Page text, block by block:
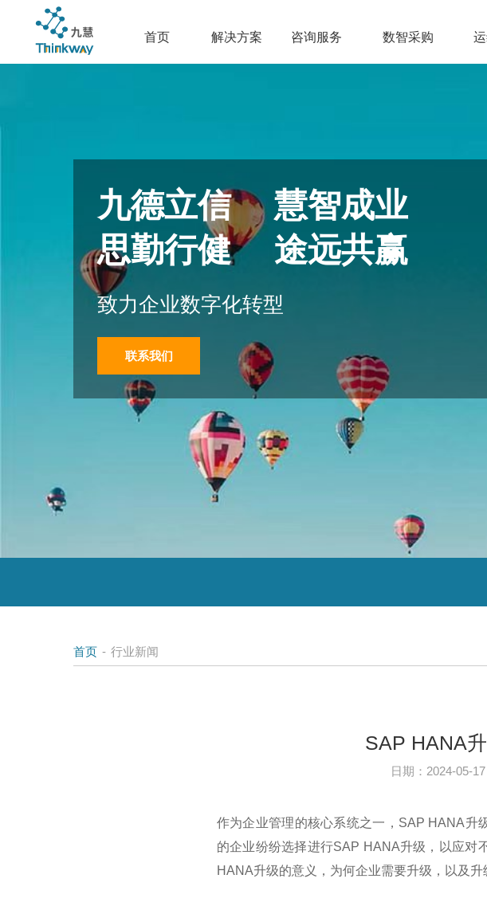
首页 解决方案 咨询服务 数智采购
九德立信 慧智成业
思勤行健 途远共赢
致力企业数字化转型
联系我们
首页 - 行业新闻
SAP HANA
日期：2024-05-17
作为企业管理的核心系统之一，SAP HANA升
的企业纷纷选择进行SAP HANA升级，以应对
HANA升级的意义，为何企业需要升级，以及升